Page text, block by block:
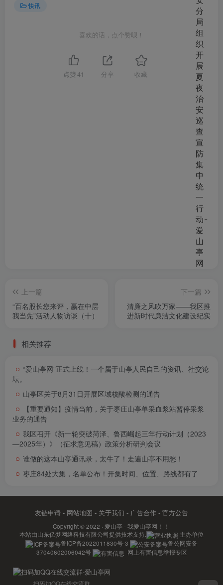
快讯
喜欢的话，点个赞呗！
点赞 41 分享 收藏
上一篇
“百名股长您来评，赢在中层
我当先”活动人物访谈（十）
下一篇
清廉之风吹万家——我区推
进新时代廉洁文化建设纪实
相关推荐
“爱山亭网”正式上线！一个属于山亭人民自己的资讯、社交论
坛。
山亭区关于8月31日开展区域核酸检测的通告
【重要通知】疫情当前，关于枣庄山亭单采血浆站暂停采浆
业务的通告
我区召开《新一轮突破菏泽、鲁西崛起三年行动计划（2023
—2025年）》（征求意见稿）政策分析研判会议
谁做的这本山亭通讯录，太牛了！走遍山亭不用愁！
枣庄84处大集，名单公布！开集时间、位置、路线都有了
友链申请 - 网站地图 - 关于我们 - 广告合作 - 官方公告
Copyright © 2022 · 爱山亭 - 我爱山亭网！！
本站由山东亿梦网络科技有限公司提供技术支持.
主办单位
鲁ICP备2022011830号-3
鲁公网安备
37040602006042号
网上有害信息举报专区